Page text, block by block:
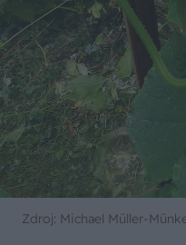
Zdroj: Michael Müller-